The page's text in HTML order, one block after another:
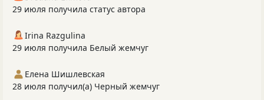
29 июля получила статус автора
Irina Razgulina
29 июля получила Белый жемчуг
Елена Шишлевская
28 июля получил(а) Черный жемчуг